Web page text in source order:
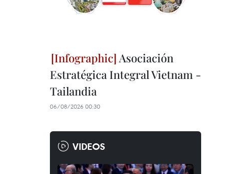
Asociación
Estratégica Integral Vietnam -
Tailandia
06/08/2026 00:30
VIDEOS